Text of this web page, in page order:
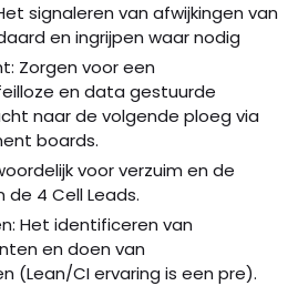
signaleren van afwijkingen van
en ingrijpen waar nodig
Zorgen voor een
en data gestuurde
naar de volgende ploeg via
boards.
voor verzuim en de
4 Cell Leads.
Het identificeren van
en doen van
(Lean/CI ervaring is een pre).